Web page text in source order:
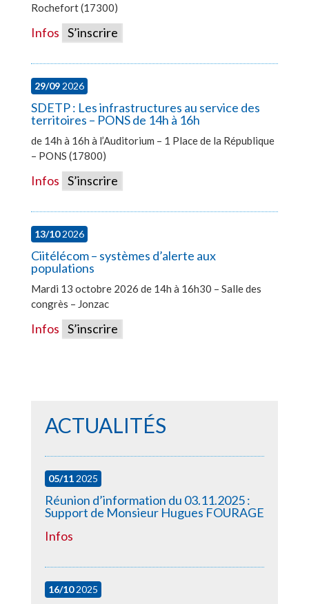
Rochefort (17300)
Infos S’inscrire
29/092026
SDETP : Les infrastructures au service des
territoires – PONS de 14h à 16h
de 14h à 16h à l’Auditorium – 1 Place de la République
– PONS (17800)
Infos S’inscrire
13/102026
Ciitélécom – systèmes d’alerte aux
populations
Mardi 13 octobre 2026 de 14h à 16h30 – Salle des
congrès – Jonzac
Infos S’inscrire
ACTUALITÉS
05/112025
Réunion d’information du 03.11.2025 :
Support de Monsieur Hugues FOURAGE
Infos
16/102025